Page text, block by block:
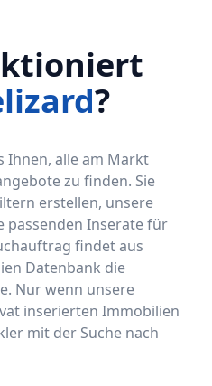
?
Ihnen, alle am Markt
zu finden. Sie
erstellen, unsere
passenden Inserate für
findet aus
Datenbank die
Nur wenn unsere
inserierten Immobilien
mit der Suche nach